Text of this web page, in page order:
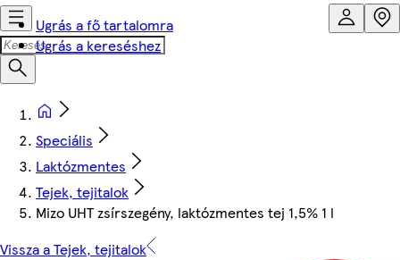
Ugrás a fő tartalomra
Ugrás a kereséshez
Speciális
Laktózmentes
Tejek, tejitalok
Mizo UHT zsírszegény, laktózmentes tej 1,5% 1 l
Vissza a Tejek, tejitalok